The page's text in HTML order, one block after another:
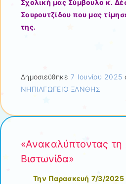
Σχολική μας Σύμβουλο κ.
Σουρουτζίδου που μας
της.
Δημοσιεύθηκε7 Ιουνίου 2025
ΝΗΠΙΑΓΩΓΕΙΟ ΞΑΝΘΗΣ
«Ανακαλύπτοντας τη
Βιστωνίδα»
Την Παρασκευή 7/3/